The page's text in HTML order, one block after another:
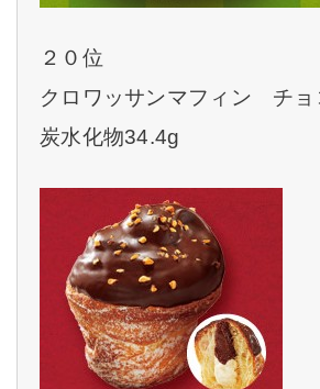
２０位
クロワッサンマフィン チョ
炭水化物34.4g